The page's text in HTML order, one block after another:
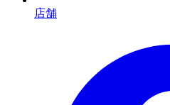
店舗